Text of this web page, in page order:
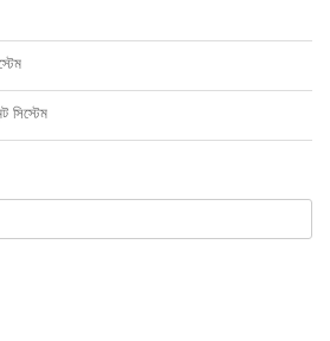
সিস্টেম